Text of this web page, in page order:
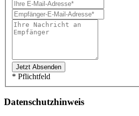
* Pflichtfeld
Datenschutzhinweis